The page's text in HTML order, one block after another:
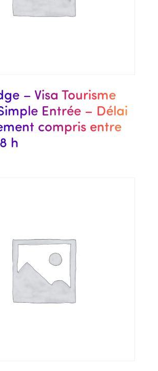
– Visa Tourisme
Entrée – Délai
compris entre
h